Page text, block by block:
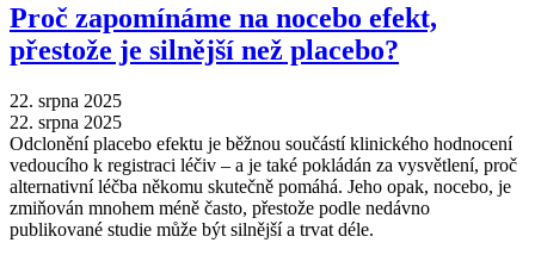
Proč zapomínáme na nocebo efekt,
přestože je silnější než placebo?
22. srpna 2025
22. srpna 2025
Odclonění placebo efektu je běžnou součástí klinického hodnocení
vedoucího k registraci léčiv –⁠ a je také pokládán za vysvětlení, proč
alternativní léčba někomu skutečně pomáhá. Jeho opak, nocebo, je
zmiňován mnohem méně často, přestože podle nedávno
publikované studie může být silnější a trvat déle.